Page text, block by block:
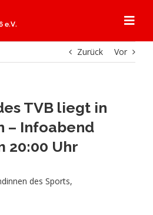
Zurück Vor
TVB liegt in
– Infoabend
20:00 Uhr
des Sports,